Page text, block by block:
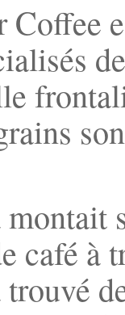
café à